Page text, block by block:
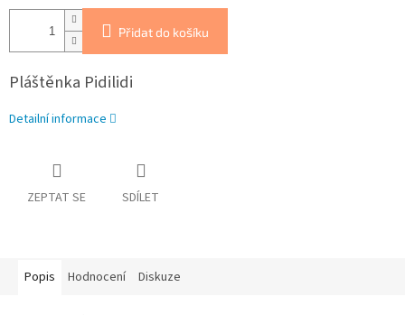
Přidat do košíku
Pláštěnka Pidilidi
Detailní informace
ZEPTAT SE SDÍLET
Popis Hodnocení Diskuze